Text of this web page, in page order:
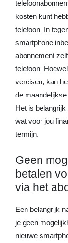
kosten kunt
telefoon. In
smartphone
abonnement
telefoon.
vereisen, kan
de
Het is
wat voor jou
termijn.
Geen
betalen
via het
Een belangrijk
je geen
nieuwe